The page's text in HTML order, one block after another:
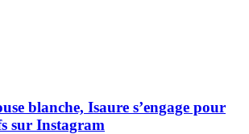
blanche, Isaure s’engage pour
sur Instagram